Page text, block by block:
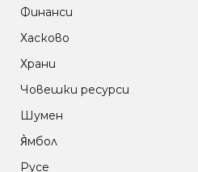
Финанси
Хасково
Храни
Човешки ресурси
Шумен
Я̀мбол
Русе